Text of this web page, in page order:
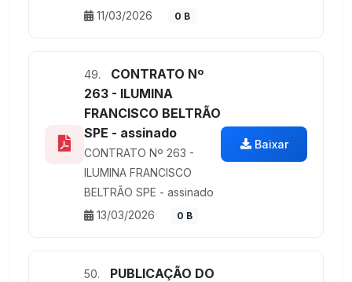
11/03/2026
0 B
49.
CONTRATO Nº
263 - ILUMINA
FRANCISCO BELTRÃO
SPE - assinado
CONTRATO Nº 263 -
ILUMINA FRANCISCO
BELTRÃO SPE - assinado
13/03/2026
0 B
Baixar
50.
PUBLICAÇÃO DO